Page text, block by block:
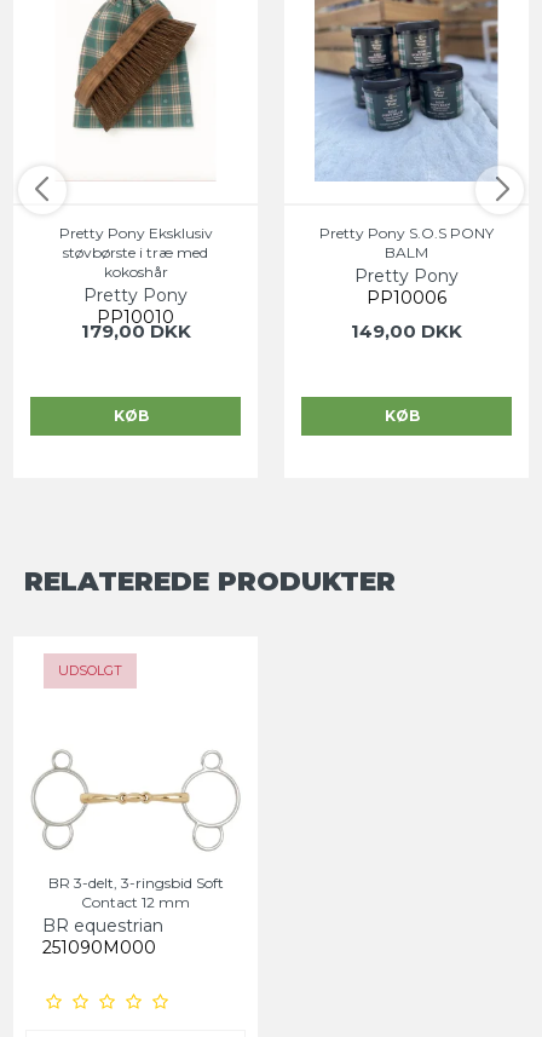
Pretty Pony Eksklusiv
støvbørste i træ med
kokoshår
Pretty Pony
PP10010
179,00 DKK
KØB
Pretty Pony S.O.S PONY
BALM
Pretty Pony
PP10006
149,00 DKK
KØB
RELATEREDE PRODUKTER
UDSOLGT
BR 3-delt, 3-ringsbid Soft
Contact 12 mm
BR equestrian
251090M000